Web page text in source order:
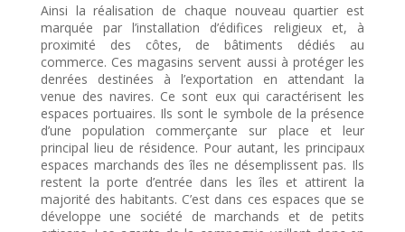
Ainsi la réalisation de chaque nouveau quartier est
marquée par l’installation d’édifices religieux et, à
proximité des côtes, de bâtiments dédiés au
commerce. Ces magasins servent aussi à protéger les
denrées destinées à l’exportation en attendant la
venue des navires. Ce sont eux qui caractérisent les
espaces portuaires. Ils sont le symbole de la présence
d’une population commerçante sur place et leur
principal lieu de résidence. Pour autant, les principaux
espaces marchands des îles ne désemplissent pas. Ils
restent la porte d’entrée dans les îles et attirent la
majorité des habitants. C’est dans ces espaces que se
développe une société de marchands et de petits